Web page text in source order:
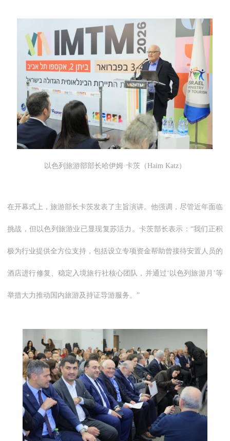
以色列旅游部部长哈伊姆·卡茨（Haim Katz）
在开幕式上，旅游部长卡茨发表了主旨演讲。他强调，尽管近年面临
挑战，但以色列旅游业已显现复苏活力。卡茨部长表示：“我们正积
极为行业提供全方位支持，包括设立专项资金帮助曾接待安置人员的
酒店进行修复、稳定入境旅行社核心团队，并通过‘以色列旅游月’等
举措大力推动国内旅游及持证导游服务。”